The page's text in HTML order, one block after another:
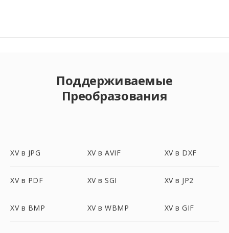
Поддерживаемые
Преобразования
XV в JPG XV в AVIF XV в DXF
XV в PDF XV в SGI XV в JP2
XV в BMP XV в WBMP XV в GIF